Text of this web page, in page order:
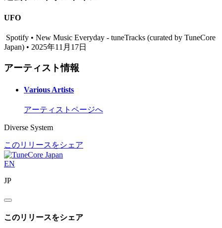
UFO
Spotify • New Music Everyday - tuneTracks (curated by TuneCore
Japan) • 2025年11月17日
アーティスト情報
Various Artists
アーティストページへ
Diverse System
このリリースをシェア
EN
JP
このリリースをシェア